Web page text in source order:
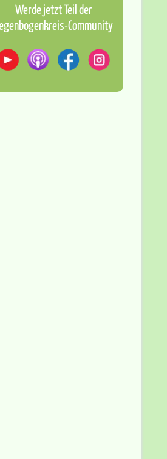
Werde jetzt Teil der
Community